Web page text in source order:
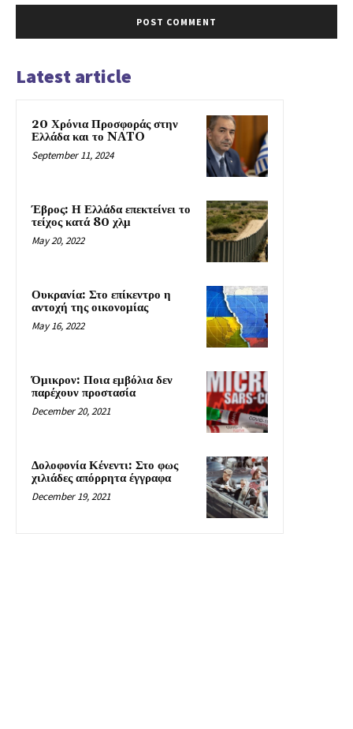
Latest article
20 Χρόνια Προσφοράς στην
Ελλάδα και το NATO
September 11, 2024
Έβρος: Η Ελλάδα επεκτείνει το
τείχος κατά 80 χλμ
May 20, 2022
Ουκρανία: Στο επίκεντρο η
αντοχή της οικονομίας
May 16, 2022
Όμικρον: Ποια εμβόλια δεν
παρέχουν προστασία
December 20, 2021
Δολοφονία Κένεντι: Στο φως
χιλιάδες απόρρητα έγγραφα
December 19, 2021